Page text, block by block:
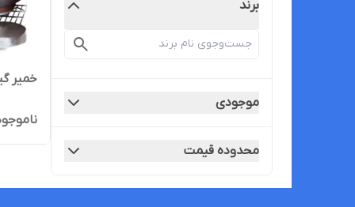
برند
موجودی
محدوده قیمت
خمیر گیر ۵